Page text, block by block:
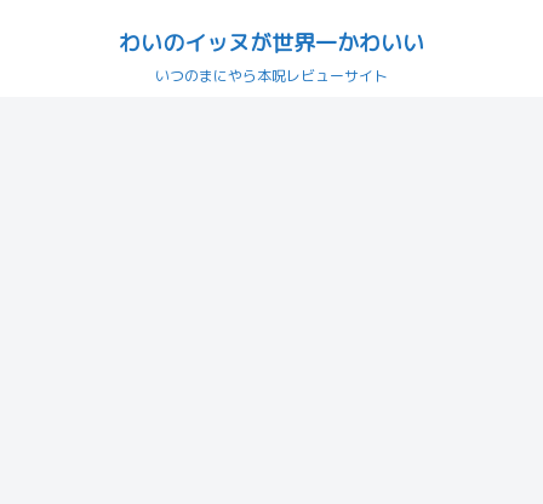
わいのイッヌが世界一かわいい
いつのまにやら本呪レビューサイト